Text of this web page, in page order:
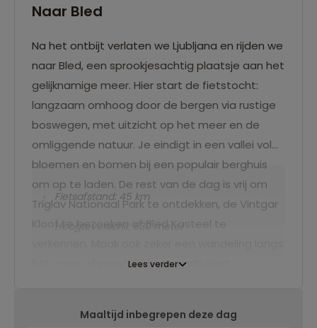
Naar Bled
Na het ontbijt verlaten we Ljubljana en rijden we
naar Bled, een sprookjesachtig plaatsje aan het
gelijknamige meer. Hier start de fietstocht:
langzaam omhoog door de bergen via rustige
boswegen, met uitzicht op het meer en de
omliggende natuur. Je eindigt in een vallei vol
bloemen en bomen bij een populair berghuis
om op te laden. De rest van de dag is vrij om
Triglav Nationaal Park te ontdekken, de Vintgar
het meer of proef de beroemde Bled
Fietsafstand: 45 km
Lees verder
Maaltijd inbegrepen deze dag